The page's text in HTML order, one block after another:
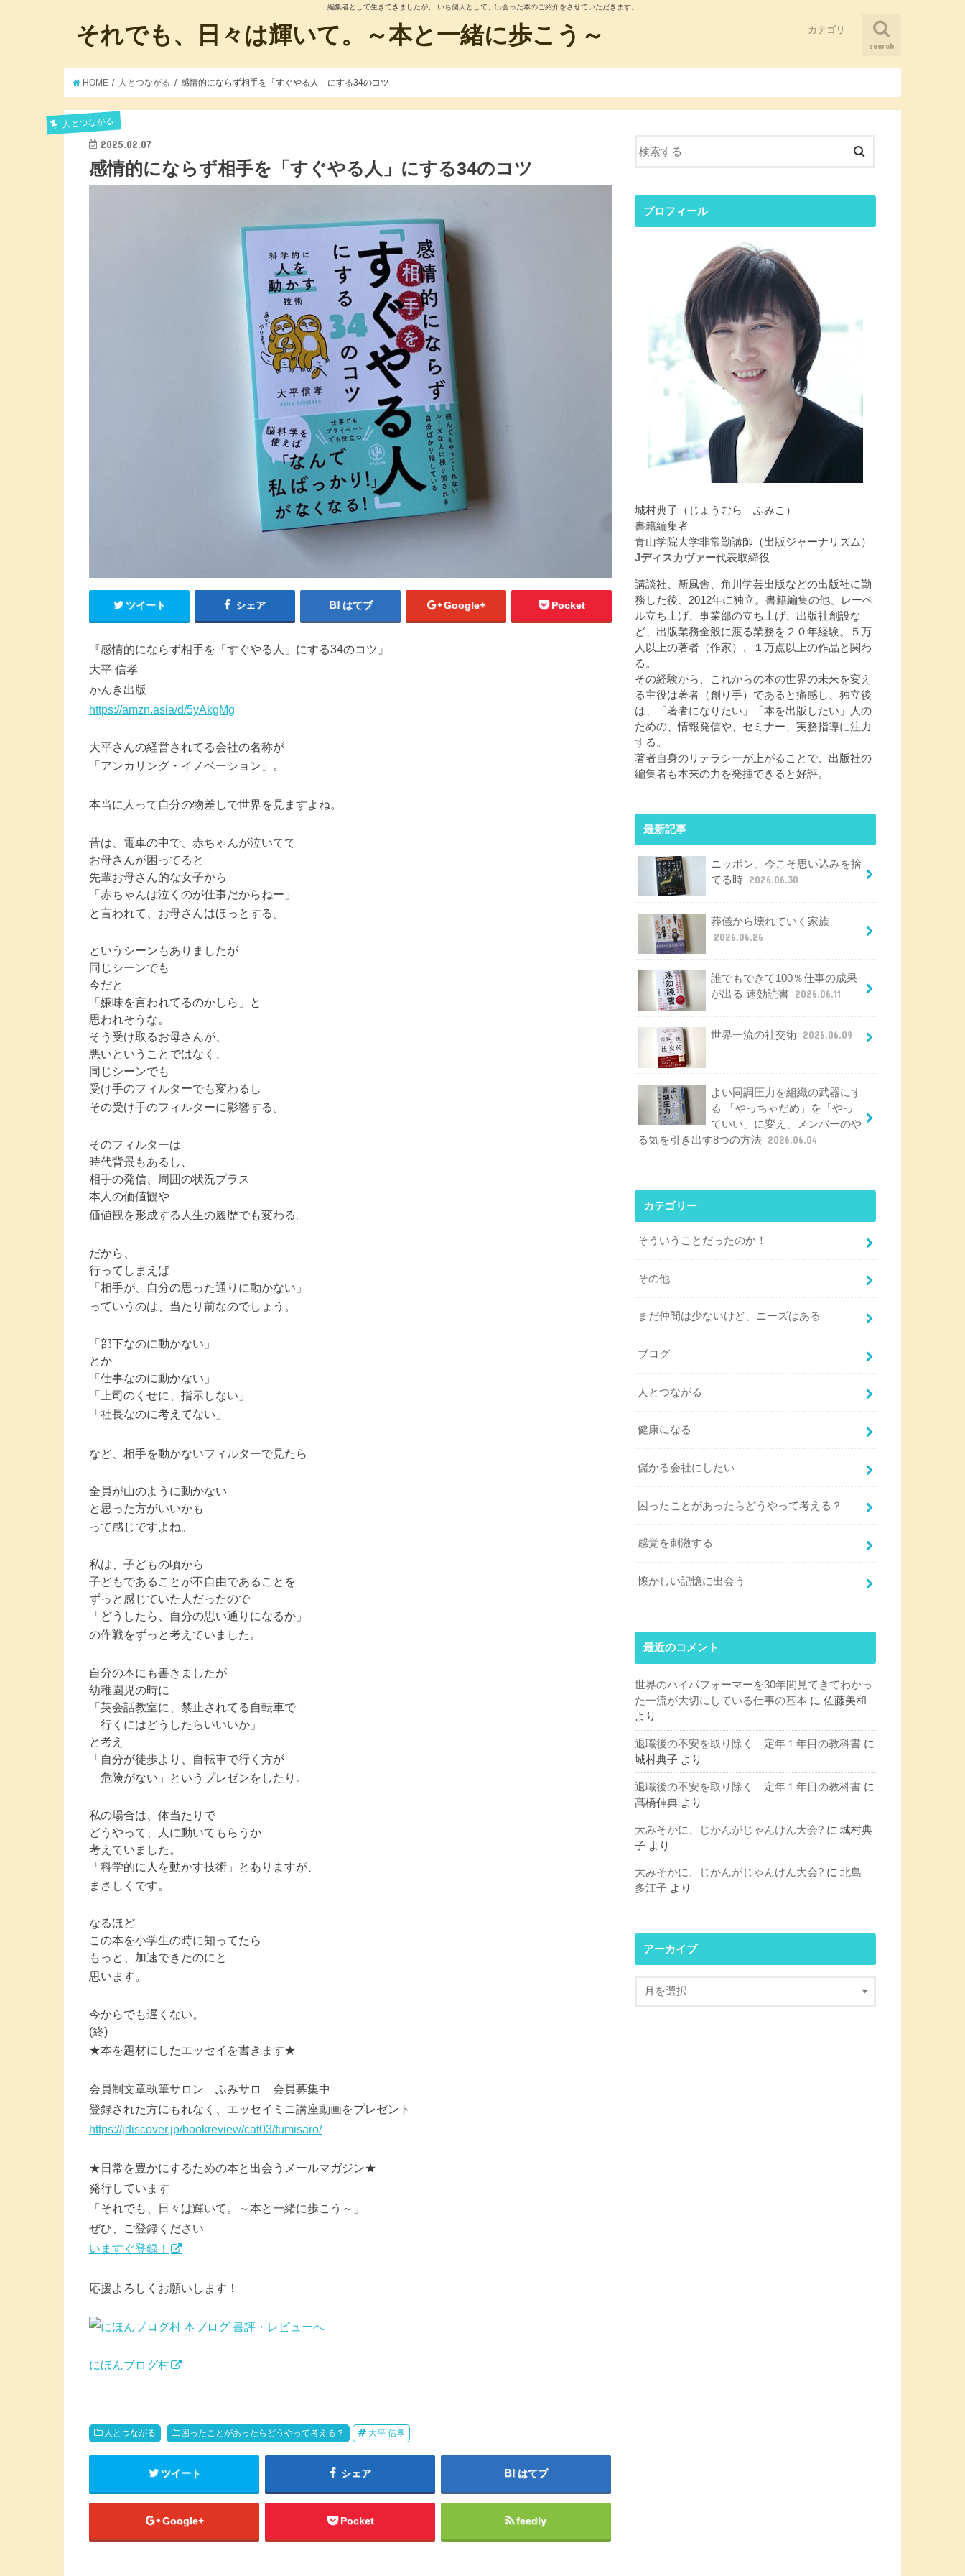
編集者として生きてきましたが、 いち個人として、出会った本のご紹介をさせていただきます。
それでも、日々は輝いて。～本と一緒に歩こう～ search
カテゴリ
HOME 人とつながる 感情的にならず相手を「すぐやる人」にする34のコツ
人とつながる
2025.02.07
感情的にならず相手を「すぐやる人」にする34のコツ
ツイート シェア はてブ Google+ Pocket
『感情的にならず相手を「すぐやる人」にする34のコツ』
大平 信孝
かんき出版
https://amzn.asia/d/5yAkgMg
大平さんの経営されてる会社の名称が
「アンカリング・イノベーション」。
本当に人って自分の物差しで世界を見ますよね。
昔は、電車の中で、赤ちゃんが泣いてて
お母さんが困ってると
先輩お母さん的な女子から
「赤ちゃんは泣くのが仕事だからねー」
と言われて、お母さんはほっとする。
というシーンもありましたが
同じシーンでも
今だと
「嫌味を言われてるのかしら」と
思われそうな。
そう受け取るお母さんが、
悪いということではなく、
同じシーンでも
受け手のフィルターでも変わるし
その受け手のフィルターに影響する。
そのフィルターは
時代背景もあるし、
相手の発信、周囲の状況プラス
本人の価値観や
価値観を形成する人生の履歴でも変わる。
だから、
行ってしまえば
「相手が、自分の思った通りに動かない」
っていうのは、当たり前なのでしょう。
「部下なのに動かない」
とか
「仕事なのに動かない」
「上司のくせに、指示しない」
「社長なのに考えてない」
など、相手を動かないフィルターで見たら
全員が山のように動かない
と思った方がいいかも
って感じですよね。
私は、子どもの頃から
子どもであることが不自由であることを
ずっと感じていた人だったので
「どうしたら、自分の思い通りになるか」
の作戦をずっと考えていました。
自分の本にも書きましたが
幼稚園児の時に
「英会話教室に、禁止されてる自転車で
行くにはどうしたらいいいか」
と考え
「自分が徒歩より、自転車で行く方が
危険がない」というプレゼンをしたり。
私の場合は、体当たりで
どうやって、人に動いてもらうか
考えていました。
「科学的に人を動かす技術」とありますが、
まさしくです。
なるほど
この本を小学生の時に知ってたら
もっと、加速できたのにと
思います。
今からでも遅くない。
(終)
★本を題材にしたエッセイを書きます★
会員制文章執筆サロン ふみサロ 会員募集中
登録された方にもれなく、エッセイミニ講座動画をプレゼント
https://jdiscover.jp/bookreview/cat03/fumisaro/
★日常を豊かにするための本と出会うメールマガジン★
発行しています
「それでも、日々は輝いて。～本と一緒に歩こう～」
ぜひ、ご登録ください
いますぐ登録！
応援よろしくお願いします！
にほんブログ村
人とつながる 困ったことがあったらどうやって考える？ 大平 信孝
ツイート シェア はてブ
Google+ Pocket feedly
プロフィール
城村典子（じょうむら ふみこ）
書籍編集者
青山学院大学非常勤講師（出版ジャーナリズム）
Jディスカヴァー代表取締役
講談社、新風舎、角川学芸出版などの出版社に勤
務した後、2012年に独立。書籍編集の他、レーベ
ル立ち上げ、事業部の立ち上げ、出版社創設な
ど、出版業務全般に渡る業務を２０年経験。５万
人以上の著者（作家）、１万点以上の作品と関わ
る。
その経験から、これからの本の世界の未来を変え
る主役は著者（創り手）であると痛感し、独立後
は、「著者になりたい」「本を出版したい」人の
ための、情報発信や、セミナー、実務指導に注力
する。
著者自身のリテラシーが上がることで、出版社の
編集者も本来の力を発揮できると好評。
最新記事
ニッポン、今こそ思い込みを捨
てる時 2026.06.30
葬儀から壊れていく家族
2026.06.26
誰でもできて100％仕事の成果
が出る 速効読書 2026.06.11
世界一流の社交術 2026.06.09
よい同調圧力を組織の武器にす
る 「やっちゃだめ」を「やっ
ていい」に変え、メンバーのや
る気を引き出す8つの方法 2026.06.04
カテゴリー
そういうことだったのか！
その他
まだ仲間は少ないけど、ニーズはある
ブログ
人とつながる
健康になる
儲かる会社にしたい
困ったことがあったらどうやって考える？
感覚を刺激する
懐かしい記憶に出会う
最近のコメント
世界のハイパフォーマーを30年間見てきてわかっ
た一流が大切にしている仕事の基本 に 佐藤美和
より
退職後の不安を取り除く 定年１年目の教科書 に
城村典子 より
退職後の不安を取り除く 定年１年目の教科書 に
髙橋伸典 より
大みそかに、じかんがじゃんけん大会? に 城村典
子 より
大みそかに、じかんがじゃんけん大会? に 北島
多江子 より
アーカイブ